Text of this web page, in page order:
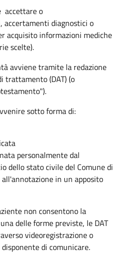
accettare o
diagnostici o
acquisito informazioni mediche
scelte).
avviene tramite la redazione
trattamento (DAT) (o
sotto forma di:
personalmente dal
dello stato civile del Comune di
in un apposito
non consentono la
delle forme previste, le DAT
videoregistrazione o
di comunicare.